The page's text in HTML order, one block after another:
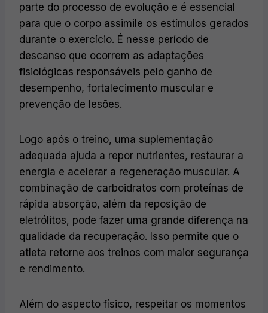
parte do processo de evolução e é essencial
para que o corpo assimile os estímulos gerados
durante o exercício. É nesse período de
descanso que ocorrem as adaptações
fisiológicas responsáveis pelo ganho de
desempenho, fortalecimento muscular e
prevenção de lesões.
Logo após o treino, uma suplementação
adequada ajuda a repor nutrientes, restaurar a
energia e acelerar a regeneração muscular. A
combinação de carboidratos com proteínas de
rápida absorção, além da reposição de
eletrólitos, pode fazer uma grande diferença na
qualidade da recuperação. Isso permite que o
atleta retorne aos treinos com maior segurança
e rendimento.
Além do aspecto físico, respeitar os momentos